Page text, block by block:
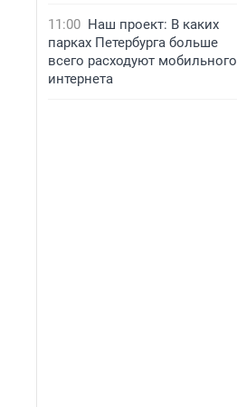
11:00 Наш проект: В каких
парках Петербурга больше
всего расходуют мобильного
интернета